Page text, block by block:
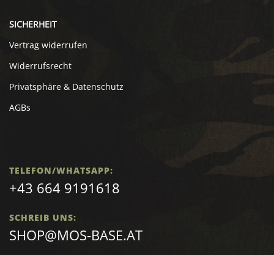
SICHERHEIT
Vertrag widerrufen
Widerrufsrecht
Privatsphäre & Datenschutz
AGBs
TELEFON/WHATSAPP:
+43 664 9191618
SCHREIB UNS:
SHOP@MOS-BASE.AT